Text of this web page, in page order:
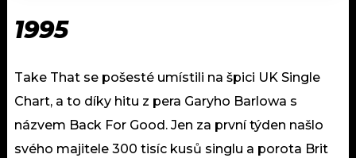
1995
Take That se pošesté umístili na špici UK Single
Chart, a to díky hitu z pera Garyho Barlowa s
názvem Back For Good. Jen za první týden našlo
svého majitele 300 tisíc kusů singlu a porota Brit